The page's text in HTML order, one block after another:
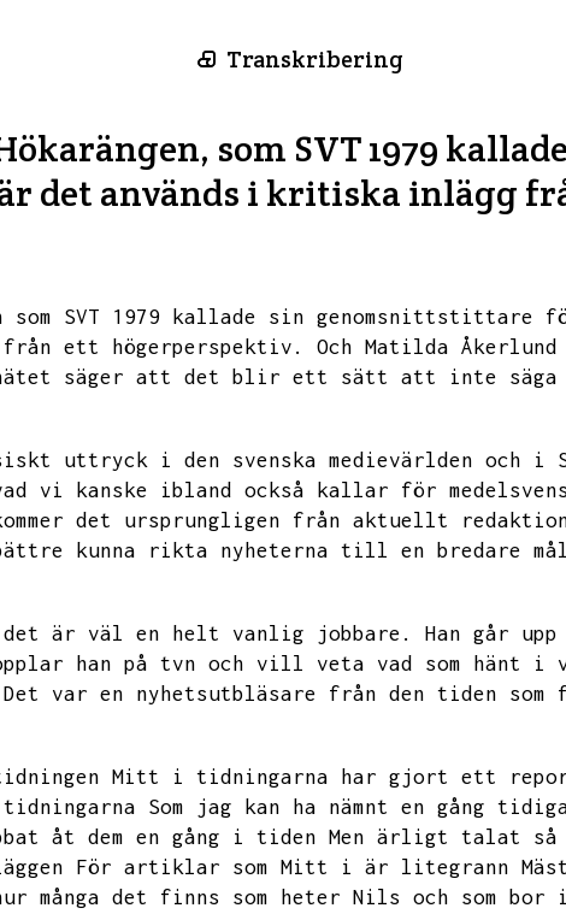
Transkribering
som SVT 1979
det används i kritiska inlägg
som SVT 1979 kallade sin genomsnittstittare
ett högerperspektiv.
Och Matilda
nätet säger att det blir ett sätt att inte säga
uttryck i den svenska medievärlden och i
vi kanske ibland också kallar för
det ursprungligen från aktuellt
kunna rikta nyheterna till en bredare
det är väl en helt vanlig jobbare. Han går
kopplar han på tvn och vill veta vad som hänt i
Det var en nyhetsutbläsare från den tiden som
Mitt i tidningarna har gjort ett
Som jag kan ha nämnt en gång
åt dem en gång i tiden Men ärligt talat så
För artiklar som Mitt i är litegrann
många det finns som heter Nils och som bor